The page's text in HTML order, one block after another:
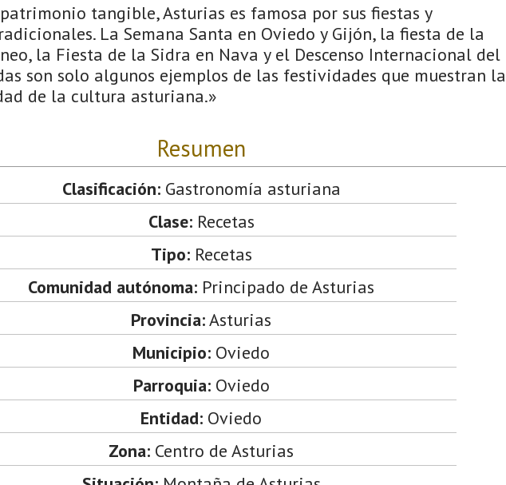
tangible, Asturias es famosa por sus fiestas y
La Semana Santa en Oviedo y Gijón, la fiesta de la
la Fiesta de la Sidra en Nava y el Descenso Internacional del
son solo algunos ejemplos de las festividades que muestran la
de la cultura asturiana.»
Resumen
Clasificación:Gastronomía asturiana
Clase:Recetas
Tipo:Recetas
Comunidad autónoma: Principado de Asturias
Provincia:Asturias
Municipio: Oviedo
Parroquia:Oviedo
Entidad: Oviedo
Zona: Centro de Asturias